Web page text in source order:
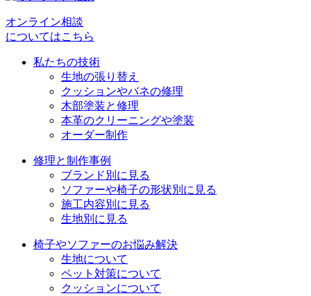
ー
オンライン相談
についてはこちら
私たちの技術
生地の張り替え
クッションやバネの修理
木部塗装と修理
本革のクリーニングや塗装
オーダー制作
修理と制作事例
ブランド別に見る
ソファーや椅子の形状別に見る
施工内容別に見る
生地別に見る
椅子やソファーのお悩み解決
生地について
ペット対策について
クッションについて